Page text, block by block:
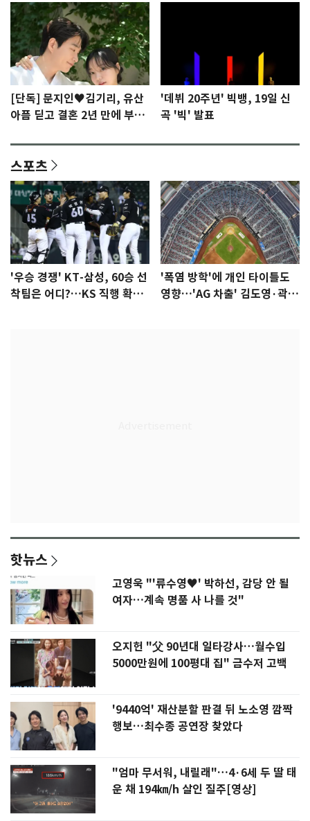
[단독] 문지인♥김기리, 유산
아픔 딛고 결혼 2년 만에 부모
'데뷔 20주년' 빅뱅, 19일 신
곡 '빅' 발표
스포츠
'우승 경쟁' KT-삼성, 60승 선
착팀은 어디?…KS 직행 확률
'폭염 방학'에 개인 타이틀도
영향…'AG 차출' 김도영·곽빈
핫뉴스
고영욱 "'류수영♥' 박하선, 감당 안 될
여자…계속 명품 사 나를 것"
오지헌 "父 90년대 일타강사…월수입
5000만원에 100평대 집" 금수저 고백
'9440억' 재산분할 판결 뒤 노소영 깜짝
행보…최수종 공연장 찾았다
"엄마 무서워, 내릴래"…4·6세 두 딸 태
운 채 194㎞/h 살인 질주[영상]